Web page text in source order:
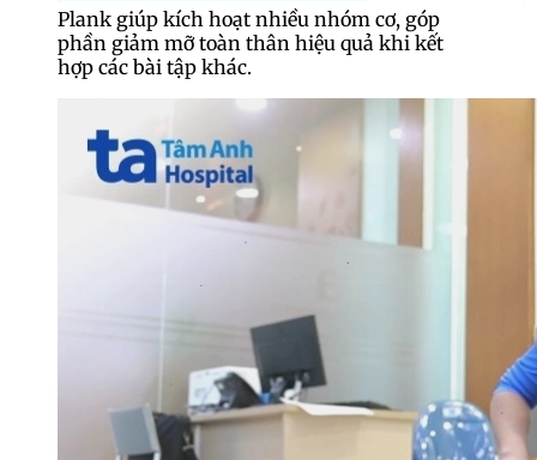
Plank giúp kích hoạt nhiều nhóm cơ, góp
phần giảm mỡ toàn thân hiệu quả khi kết
hợp các bài tập khác.